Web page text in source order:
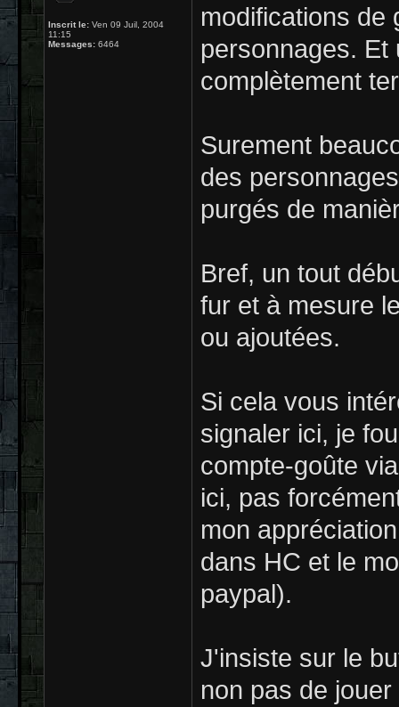
Inscrit le: Ven 09 Juil, 2004
11:15
Messages: 6464
modifications de
personnages. Et
complètement
Surement
des
purgés de
Bref, un tout
fur et à mesure
ou ajoutées.
Si cela vous
signaler ici, je
compte-goûte
ici, pas
mon
dans HC et le
paypal).
J'insiste sur le
non pas de